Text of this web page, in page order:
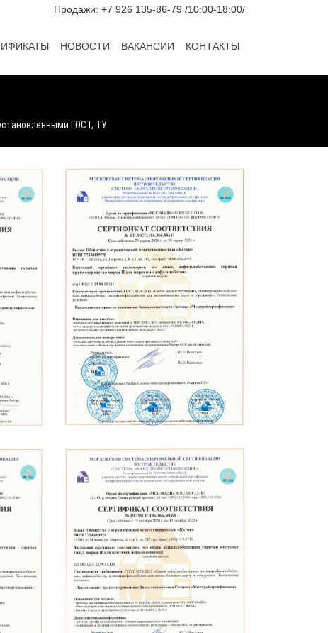
Продажи: +7 926 135-86-79 /10:00-18:00/
НОВОСТИ ВАКАНСИИ КОНТАКТЫ
ГОСТ, ТУ.